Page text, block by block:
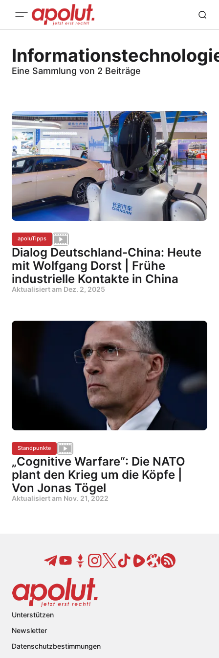
Eine Sammlung von 2 Beiträge
apoluTipps
Dialog Deutschland-China: Heute
mit Wolfgang Dorst | Frühe
industrielle Kontakte in China
Aktualisiert am Dez. 2, 2025
Standpunkte
„Cognitive Warfare“: Die NATO
plant den Krieg um die Köpfe |
Von Jonas Tögel
Aktualisiert am Nov. 21, 2022
Unterstützen
Newsletter
Datenschutzbestimmungen